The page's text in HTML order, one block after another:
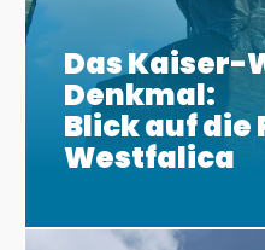
Das Kaiser-
Denkmal:
Blick auf die
Westfalica